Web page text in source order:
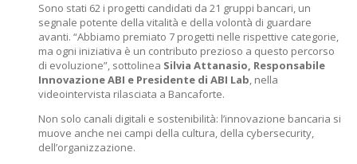
Sono stati 62 i progetti candidati da 21 gruppi bancari, un
segnale potente della vitalità e della volontà di guardare
avanti. “Abbiamo premiato 7 progetti nelle rispettive categorie,
ma ogni iniziativa è un contributo prezioso a questo percorso
di evoluzione”, sottolinea Silvia Attanasio, Responsabile
Innovazione ABI e Presidente di ABI Lab, nella
videointervista rilasciata a Bancaforte.
Non solo canali digitali e sostenibilità: l’innovazione bancaria si
muove anche nei campi della cultura, della cybersecurity,
dell’organizzazione.